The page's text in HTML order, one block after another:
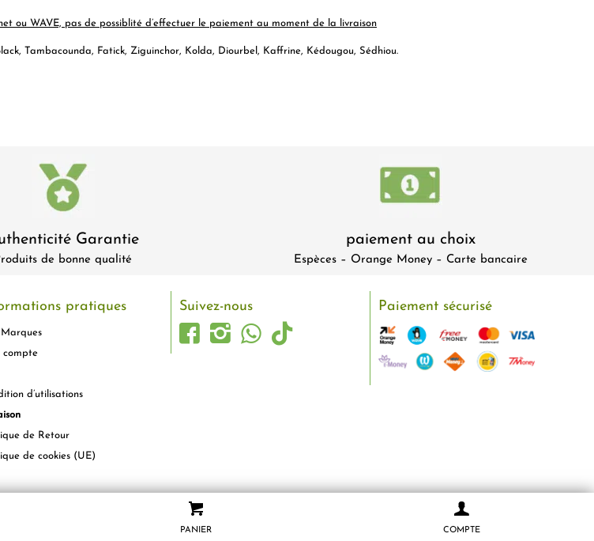
ou WAVE, pas de possiblité d’effectuer le paiement au moment de la livraison
Tambacounda, Fatick, Ziguinchor, Kolda, Diourbel, Kaffrine, Kédougou, Sédhiou.
PANIER COMPTE
Garantie
de bonne qualité
paiement au choix
Espèces – Orange Money – Carte bancaire
pratiques
Marques
compte
d’utilisations
de Retour
de cookies (UE)
Suivez-nous Paiement sécurisé